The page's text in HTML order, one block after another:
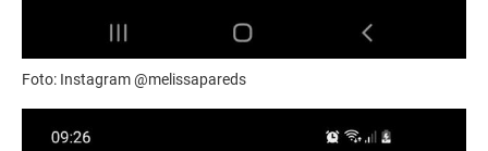
Foto: Instagram @melissapareds